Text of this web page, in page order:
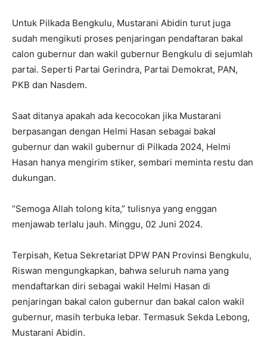
Untuk Pilkada Bengkulu, Mustarani Abidin turut juga
sudah mengikuti proses penjaringan pendaftaran bakal
calon gubernur dan wakil gubernur Bengkulu di sejumlah
partai. Seperti Partai Gerindra, Partai Demokrat, PAN,
PKB dan Nasdem.
Saat ditanya apakah ada kecocokan jika Mustarani
berpasangan dengan Helmi Hasan sebagai bakal
gubernur dan wakil gubernur di Pilkada 2024, Helmi
Hasan hanya mengirim stiker, sembari meminta restu dan
dukungan.
“Semoga Allah tolong kita,” tulisnya yang enggan
menjawab terlalu jauh. Minggu, 02 Juni 2024.
Terpisah, Ketua Sekretariat DPW PAN Provinsi Bengkulu,
Riswan mengungkapkan, bahwa seluruh nama yang
mendaftarkan diri sebagai wakil Helmi Hasan di
penjaringan bakal calon gubernur dan bakal calon wakil
gubernur, masih terbuka lebar. Termasuk Sekda Lebong,
Mustarani Abidin.